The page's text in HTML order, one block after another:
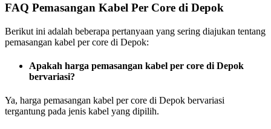
FAQ Pemasangan Kabel Per Core di Depok
Berikut ini adalah beberapa pertanyaan yang sering diajukan tentang
pemasangan kabel per core di Depok:
Apakah harga pemasangan kabel per core di Depok
bervariasi?
Ya, harga pemasangan kabel per core di Depok bervariasi
tergantung pada jenis kabel yang dipilih.